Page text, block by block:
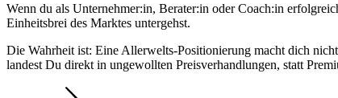
Wenn du als Unternehmer:in, Berater:in oder Coach:in
Einheitsbrei des Marktes untergehst.
Die Wahrheit ist: Eine Allerwelts-Positionierung macht dich
landest Du direkt in ungewollten Preisverhandlungen, statt